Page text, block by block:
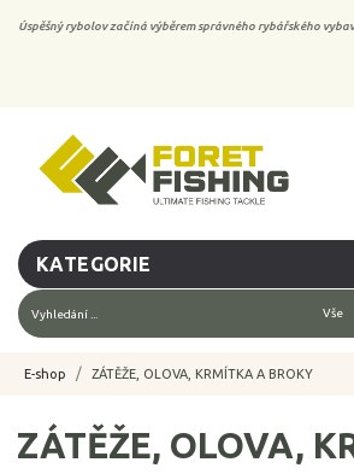
Úspěšný rybolov začíná výběrem správného rybářského
KATEGORIE
E-shop ZÁTĚŽE, OLOVA, KRMÍTKA A BROKY
ZÁTĚŽE, OLOVA,